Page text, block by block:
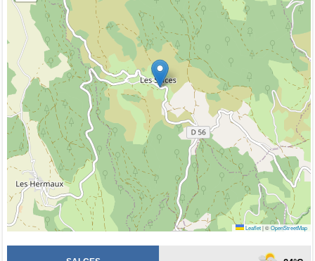
Leaflet |©OpenStreetMap